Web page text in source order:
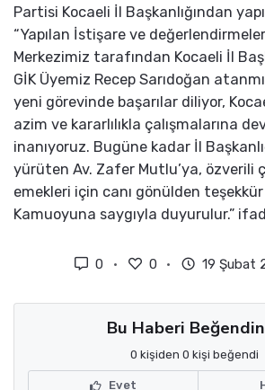
Partisi Kocaeli İl Başkanlığından
“Yapılan İstişare ve
Merkezimiz tarafından Kocaeli İl
GİK Üyemiz Recep Sarıdoğan
yeni görevinde başarılar diliyor,
azim ve kararlılıkla çalışmalarına
inanıyoruz. Bugüne kadar İl
yürüten Av. Zafer Mutlu’ya, özverili
emekleri için canı gönülden
Kamuoyuna saygıyla duyurulur.”
0 0 19 Şubat
Bu Haberi
0 kişiden 0 kişi beğendi
Evet